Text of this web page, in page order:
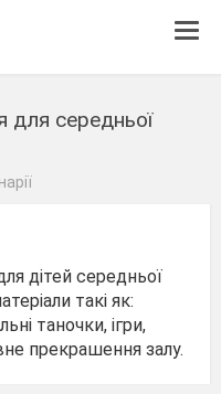
для середньої
дітей середньої
такі як:
таночки, ігри,
прекрашення залу.